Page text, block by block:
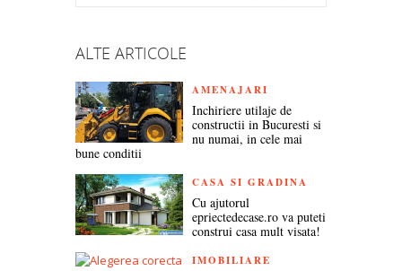
ALTE ARTICOLE
AMENAJARI
Inchiriere utilaje de
constructii in Bucuresti si
nu numai, in cele mai
bune conditii
CASA SI GRADINA
Cu ajutorul
epriectedecase.ro va puteti
construi casa mult visata!
IMOBILIARE